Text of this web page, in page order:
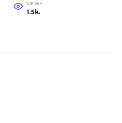
VIEWS
1.5k.